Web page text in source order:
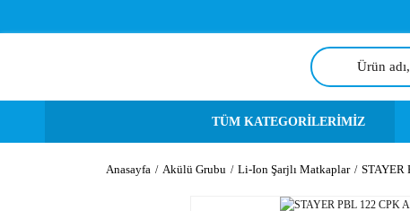
TÜM KATEGORİLERİMİZ
Anasayfa Akülü Grubu Li-Ion Şarjlı Matkaplar STAYER